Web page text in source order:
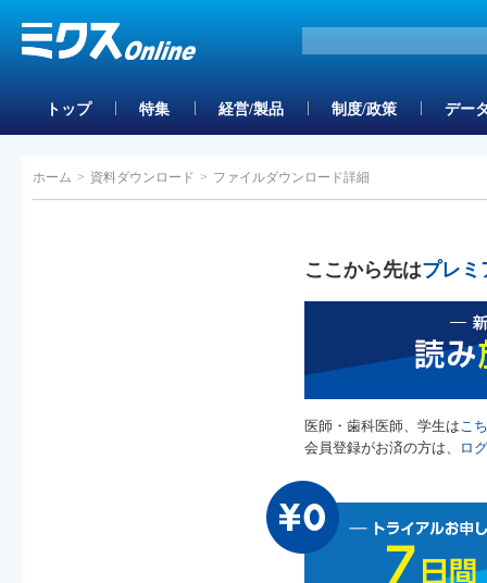
トップ 特集 経営/製品 制度/政策 デー
ホーム > 資料ダウンロード > ファイルダウンロード詳細
ここから先はプレミ
医師・歯科医師、学生はこ
会員登録がお済の方は、
ロ